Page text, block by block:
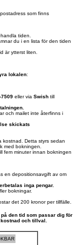
som finns
tiden.
du i en lista för den tiden
är ytterst liten.
lokalen:
7509 eller via Swish till
och mailet inte återfinns i
skickats
kostnad. Detta styrs sedan
med bokningen.
fem minuter innan bokningen
en depositionsavgift av om
inga pengar.
bokningar.
det 200 kronor per tillfälle.
den tid som passar dig för
och tillval.